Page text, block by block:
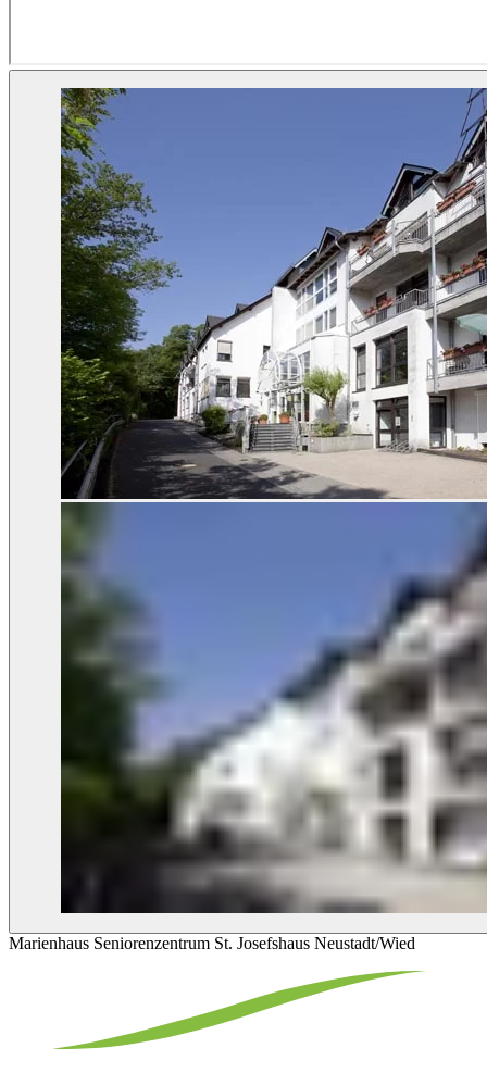
Marienhaus Seniorenzentrum St. Josefshaus Neustadt/Wied